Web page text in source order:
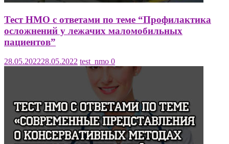
Тест НМО с ответами по теме “Профилактика
осложнений у лежачих маломобильных
пациентов”
28.05.202228.05.2022 test_nmo 0